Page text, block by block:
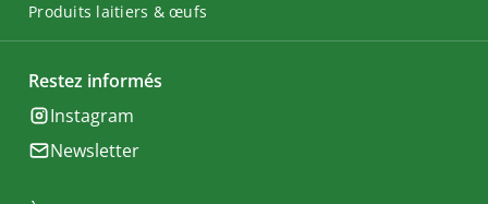
Produits laitiers & œufs
Restez informés
Instagram
Newsletter